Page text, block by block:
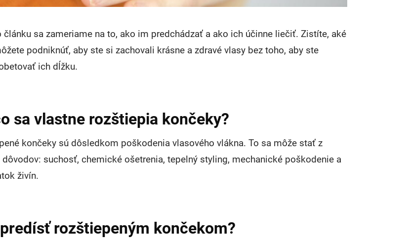
článku sa zameriame na to, ako im predchádzať a ako ich účinne liečiť. Zistíte, aké
podniknúť, aby ste si zachovali krásne a zdravé vlasy bez toho, aby ste
ich dĺžku.
sa vlastne rozštiepia končeky?
končeky sú dôsledkom poškodenia vlasového vlákna. To sa môže stať z
dôvodov: suchosť, chemické ošetrenia, tepelný styling, mechanické poškodenie a
živín.
rozštiepeným končekom?